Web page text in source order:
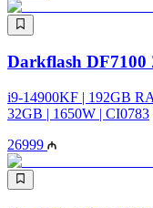
Darkflash DF7100
i9-14900KF | 192GB
32GB | 1650W | CI0783
26999